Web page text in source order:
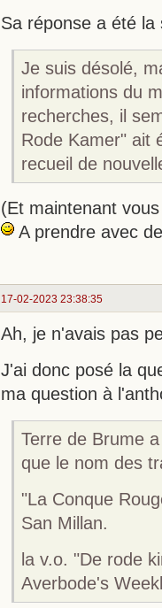
Sa réponse a été la
Je suis désolé,
informations du
recherches, il
Rode Kamer" ait
recueil de
(Et maintenant
A prendre avec
17-02-2023 23:38:35
Ah, je n'avais pas
J'ai donc posé la
ma question à
Terre de Brume
que le nom des
"La Conque
San Millan.
la v.o. "De rode
Averbode's